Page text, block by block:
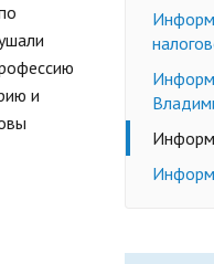
Формы
и